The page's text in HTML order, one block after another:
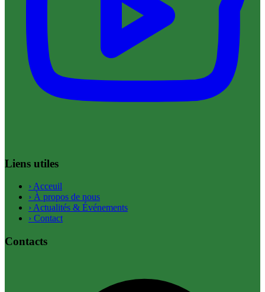
Liens utiles
› Acceuil
› À propos de nous
› Actualités & Événements
› Contact
Contacts